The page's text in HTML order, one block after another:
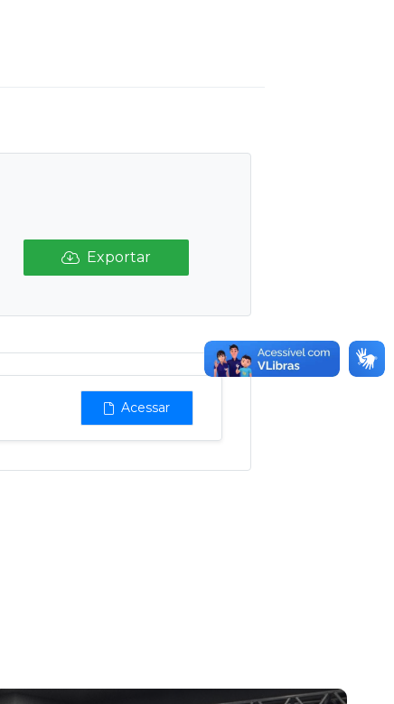
Exportar
Acessar